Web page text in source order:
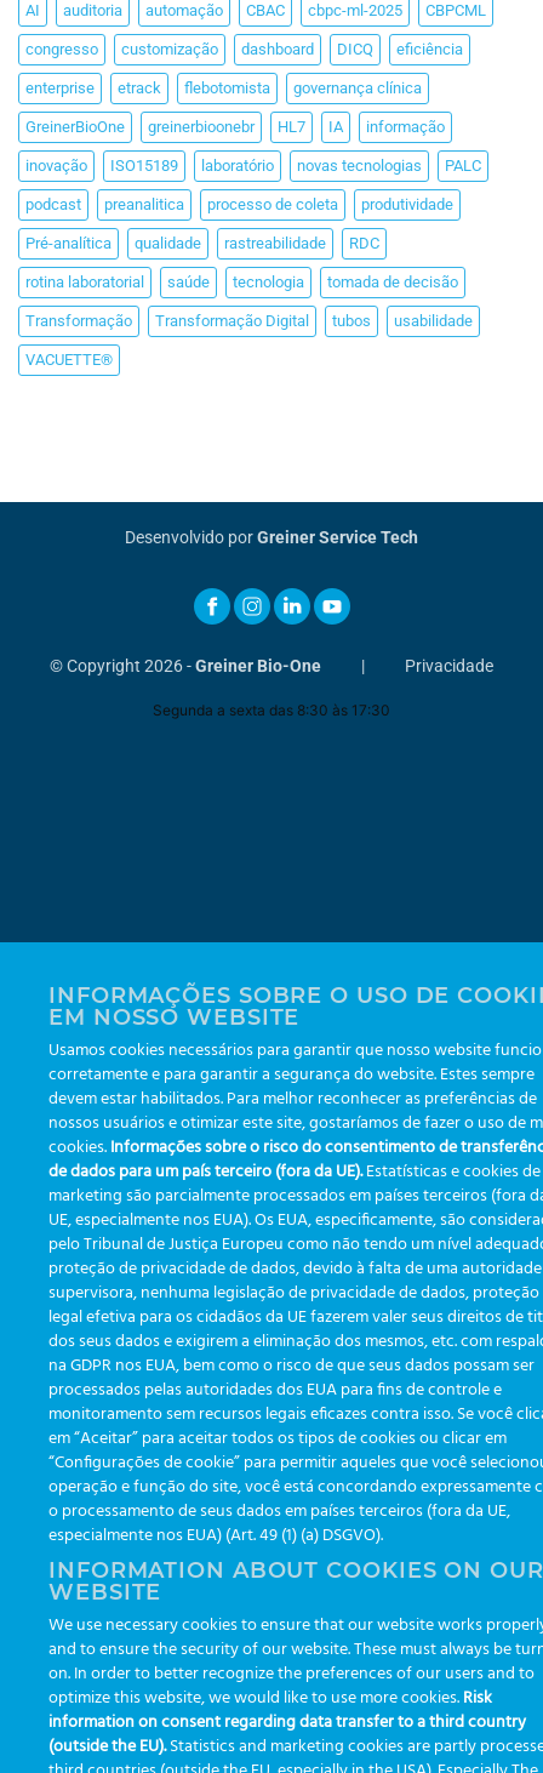
AI auditoria automação CBAC cbpc-ml-2025 CBPCML
congresso customização dashboard DICQ eficiência
enterprise etrack flebotomista governança clínica
GreinerBioOne greinerbioonebr HL7 IA informação
inovação ISO15189 laboratório novas tecnologias PALC
podcast preanalitica processo de coleta produtividade
Pré-analítica qualidade rastreabilidade RDC
rotina laboratorial saúde tecnologia tomada de decisão
Transformação Transformação Digital tubos usabilidade
VACUETTE®
Desenvolvido porGreiner Service Tech
© Copyright 2026 -Greiner Bio-One | Privacidade
INFORMAÇÕES SOBRE O USO DE
EM NOSSO WEBSITE
Usamos cookies necessários para garantir que nosso website
corretamente e para garantir a segurança do website. Estes sempre
devem estar habilitados. Para melhor reconhecer as preferências de
nossos usuários e otimizar este site, gostaríamos de fazer o uso de
cookies.Informações sobre o risco do consentimento de
de dados para um país terceiro (fora da UE).Estatísticas e cookies de
marketing são parcialmente processados em países terceiros (fora
UE, especialmente nos EUA). Os EUA, especificamente, são
pelo Tribunal de Justiça Europeu como não tendo um nível
proteção de privacidade de dados, devido à falta de uma autoridade
supervisora, nenhuma legislação de privacidade de dados, proteção
legal efetiva para os cidadãos da UE fazerem valer seus direitos de
dos seus dados e exigirem a eliminação dos mesmos, etc. com
na GDPR nos EUA, bem como o risco de que seus dados possam ser
processados pelas autoridades dos EUA para fins de controle e
monitoramento sem recursos legais eficazes contra isso. Se você
em “Aceitar” para aceitar todos os tipos de cookies ou clicar em
“Configurações de cookie” para permitir aqueles que você
operação e função do site, você está concordando expressamente
o processamento de seus dados em países terceiros (fora da UE,
especialmente nos EUA) (Art. 49 (1) (a) DSGVO).
INFORMATION ABOUT COOKIES ON OUR
WEBSITE
We use necessary cookies to ensure that our website works
and to ensure the security of our website. These must always be
on. In order to better recognize the preferences of our users and to
optimize this website, we would like to use more cookies.Risk
information on consent regarding data transfer to a third country
(outside the EU).Statistics and marketing cookies are partly
Segunda a sexta das 8:30 às 17:30